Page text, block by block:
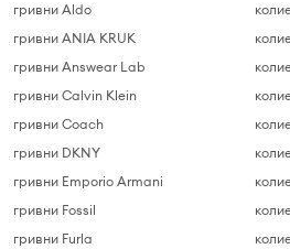
гривни Aldo
гривни ANIA KRUK
гривни Answear Lab
гривни Calvin Klein
гривни Coach
гривни DKNY
гривни Emporio Armani
гривни Fossil
гривни Furla